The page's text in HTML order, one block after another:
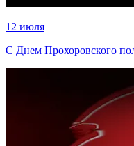
12 июля
С Днем Прохоровского